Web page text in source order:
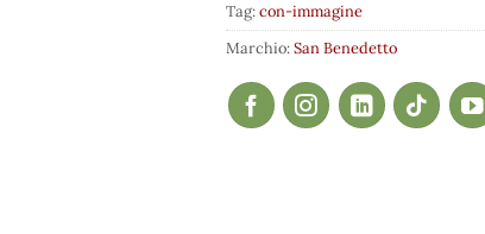
Tag:con-immagine
Marchio:San Benedetto